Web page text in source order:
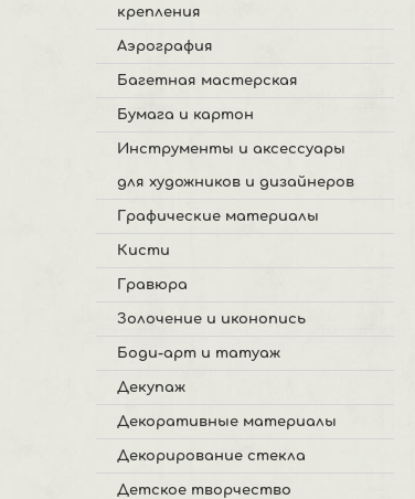
крепления
Аэрография
Багетная мастерская
Бумага и картон
Инструменты и аксессуары
для художников и дизайнеров
Графические материалы
Кисти
Гравюра
Золочение и иконопись
Боди-арт и татуаж
Декупаж
Декоративные материалы
Декорирование стекла
Детское творчество